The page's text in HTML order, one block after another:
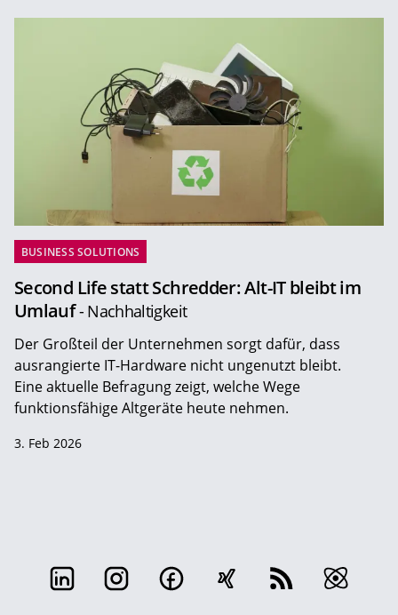
BUSINESS SOLUTIONS
Second Life statt Schredder: Alt-IT bleibt im
Umlauf- Nachhaltigkeit
Der Großteil der Unternehmen sorgt dafür, dass
ausrangierte IT-Hardware nicht ungenutzt bleibt.
Eine aktuelle Befragung zeigt, welche Wege
funktionsfähige Altgeräte heute nehmen.
3. Feb 2026